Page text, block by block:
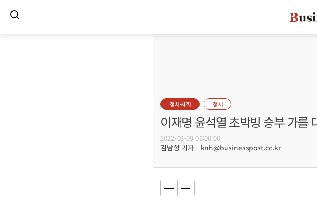
정치·사회 정치
이재명 윤석열 초박빙 승부 가를
2022-03-09 06:00:00
김남형 기자 - knh@businesspost.co.kr